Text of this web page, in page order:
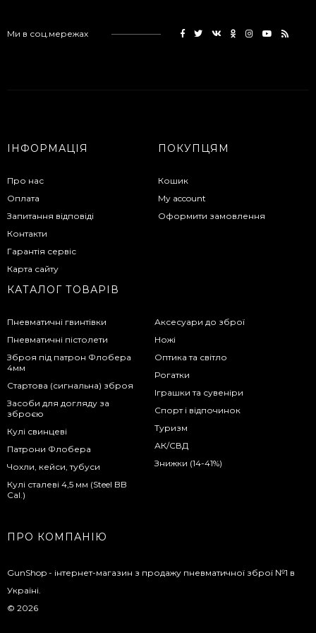
Ми в соц.мережах
ІНФОРМАЦІЯ
Про нас
Оплата
Запитання відповіді
Контакти
Гарантія сервіс
Карта сайту
ПОКУПЦЯМ
Кошик
My account
Оформити замовлення
КАТАЛОГ ТОВАРІВ
Пневматичні гвинтівки
Пневматичні пістолети
Зброя під патрон Флобера
4мм
Стартова (сигнальна) зброя
Засоби для догляду за
зброєю
Кулі свинцеві
Патрони Флобера
Чохли, кейси, тубуси
Кулі сталеві 4,5 мм (Steel BB
Cal.)
Аксесуари до зброї
Ножі
Оптика та світло
Рогатки
Іграшки та сувеніри
Спорт і відпочинок
Туризм
АК/СВД
Знижки (14-41%)
ПРО КОМПАНІЮ
GunShop - інтернет-магазин з продажу пневматичної зброї №1 в
Україні.
© 2026